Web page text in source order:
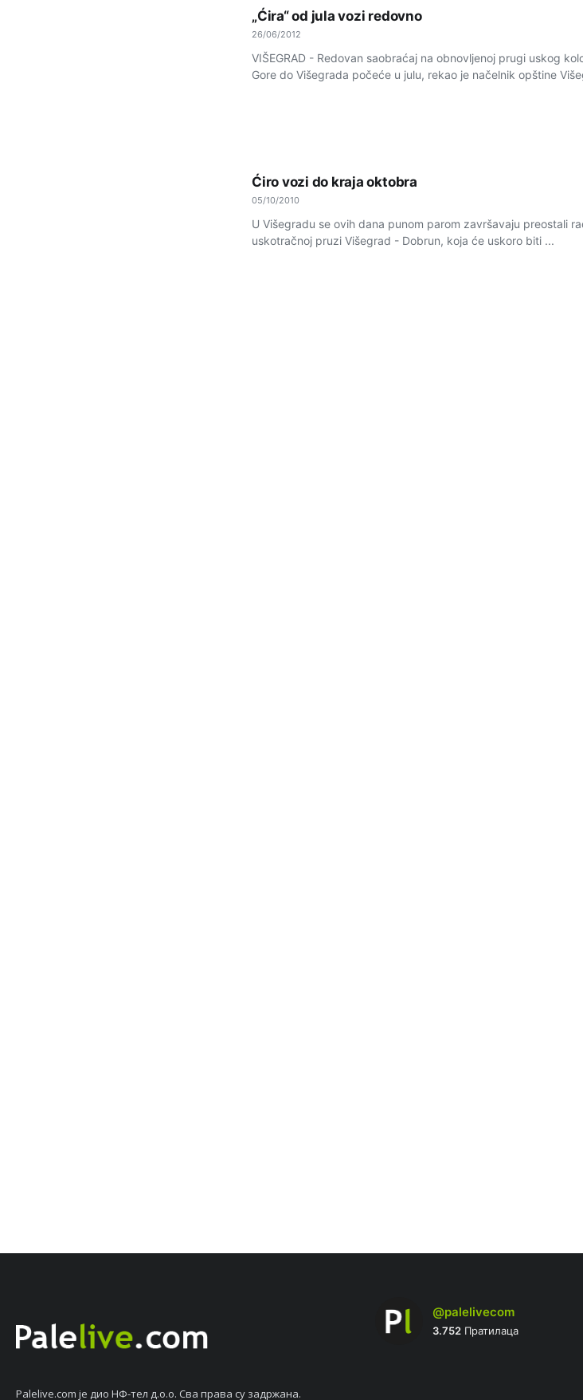
„Ćira“ od jula vozi redovno
26/06/2012
VIŠEGRAD - Redovan saobraćaj na obnovljenoj prugi uskog
Gore do Višegrada počeće u julu, rekao je načelnik opštine
Ćiro vozi do kraja oktobra
05/10/2010
U Višegradu se ovih dana punom parom završavaju preostali
uskotračnoj pruzi Višegrad - Dobrun, koja će uskoro biti ...
Palelive.com јe дио НФ-тeл д.о.о. Сва права су задржана.
@palelivecom
3.752Пратилаца